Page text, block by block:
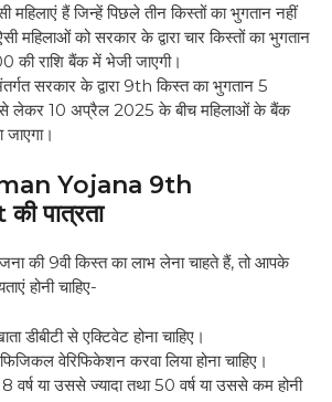
महिलाएं हैं जिन्हें पिछले तीन किस्तों का भुगतान नहीं
महिलाओं को सरकार के द्वारा चार किस्तों का भुगतान
की राशि बैंक में भेजी जाएगी।
सरकार के द्वारा 9th किस्त का भुगतान 5
लेकर 10 अप्रैल 2025 के बीच महिलाओं के बैंक
Yojana 9th
पात्रता
की 9वी किस्त का लाभ लेना चाहते हैं, तो आपके
होनी चाहिए-
डीबीटी से एक्टिवेट होना चाहिए।
वेरिफिकेशन करवा लिया होना चाहिए।
वर्ष या उससे ज्यादा तथा 50 वर्ष या उससे कम होनी